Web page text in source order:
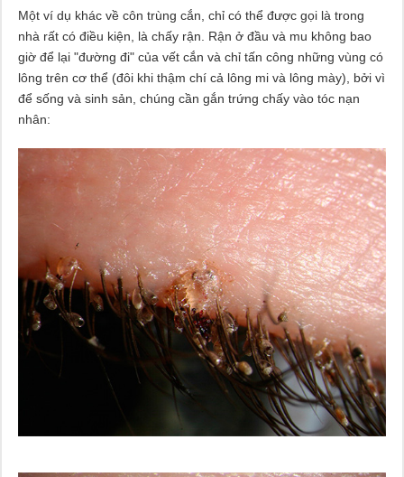
Một ví dụ khác về côn trùng cắn, chỉ có thể được gọi là trong
nhà rất có điều kiện, là chấy rận. Rận ở đầu và mu không bao
giờ để lại "đường đi" của vết cắn và chỉ tấn công những vùng có
lông trên cơ thể (đôi khi thậm chí cả lông mi và lông mày), bởi vì
để sống và sinh sản, chúng cần gắn trứng chấy vào tóc nạn
nhân: